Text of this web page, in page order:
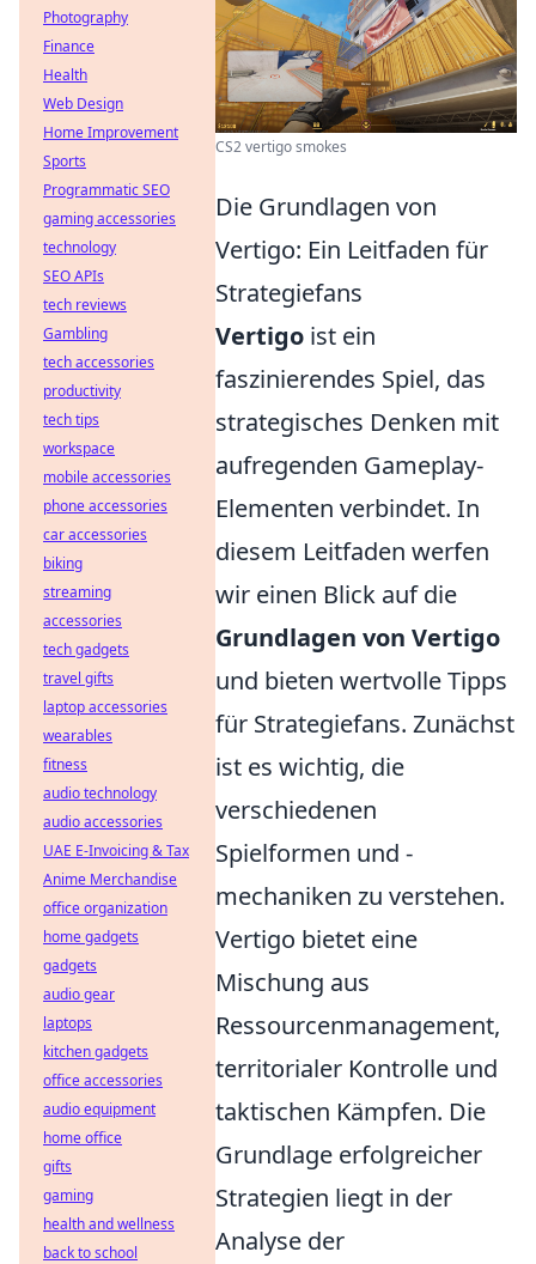
CS2 vertigo smokes
Die Grundlagen von
Vertigo: Ein Leitfaden für
Strategiefans
Vertigo ist ein
faszinierendes Spiel, das
strategisches Denken mit
aufregenden Gameplay-
Elementen verbindet. In
diesem Leitfaden werfen
wir einen Blick auf die
Grundlagen von Vertigo
und bieten wertvolle Tipps
für Strategiefans. Zunächst
ist es wichtig, die
verschiedenen
Spielformen und -
mechaniken zu verstehen.
Vertigo bietet eine
Mischung aus
Ressourcenmanagement,
territorialer Kontrolle und
taktischen Kämpfen. Die
Grundlage erfolgreicher
Strategien liegt in der
Analyse der
Photography
Finance
Health
Web Design
Home Improvement
Sports
Programmatic SEO
gaming accessories
technology
SEO APIs
tech reviews
Gambling
tech accessories
productivity
tech tips
workspace
mobile accessories
phone accessories
car accessories
biking
streaming
accessories
tech gadgets
travel gifts
laptop accessories
wearables
fitness
audio technology
audio accessories
UAE E-Invoicing & Tax
Anime Merchandise
office organization
home gadgets
gadgets
audio gear
laptops
kitchen gadgets
office accessories
audio equipment
home office
gifts
gaming
health and wellness
back to school